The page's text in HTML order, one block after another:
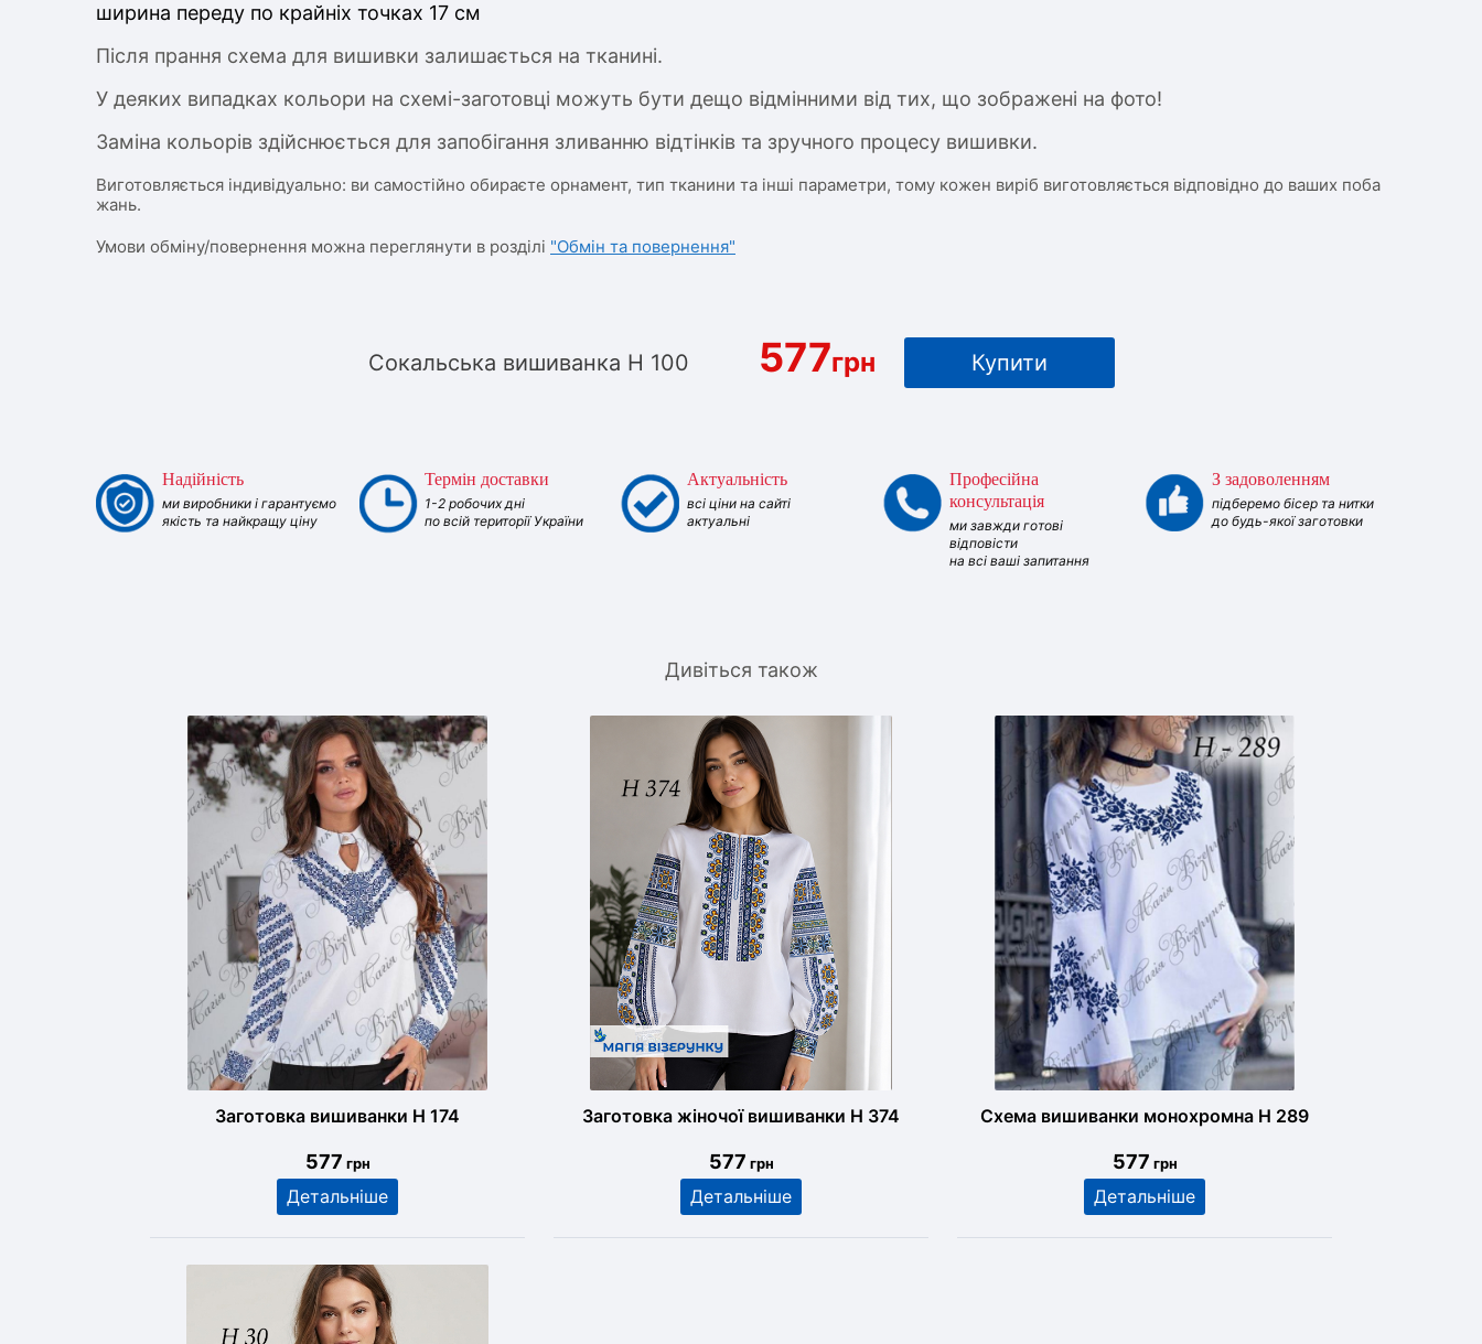
ширина переду по крайніх точках 17 см
Після прання схема для вишивки залишається на тканині.
У деяких випадках кольори на схемі-заготовці можуть бути дещо відмінними від тих, що зображені на фото!
Заміна кольорів здійснюється для запобігання зливанню відтінків та зручного процесу вишивки.
Виготовляється індивідуально: ви самостійно обираєте орнамент, тип тканини та інші параметри, тому кожен виріб виготовляється відповідно до ваших поба
жань.
Умови обміну/повернення можна переглянути в розділі "Обмін та повернення"
Сокальська вишиванка Н 100 577грн Купити
Надійність
ми виробники і гарантуємо
якість та найкращу ціну
Термін доставки
1-2 робочих дні
по всій території України
Актуальність
всі ціни на сайті
актуальні
Професійна
консультація
ми завжди готові
відповісти
на всі ваші запитання
З задоволенням
підберемо бісер та нитки
до будь-якої заготовки
Дивіться також
Заготовка вишиванки Н 174
577 грн
Детальніше
Заготовка жіночої вишиванки Н 374
577 грн
Детальніше
Схема вишиванки монохромна Н 289
577 грн
Детальніше